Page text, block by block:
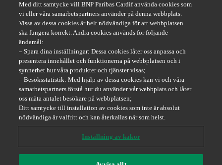
Försäkringsbolaget i en föränderlig värld
Visselblåsning
Med ditt samtycke vill BNP Paribas Cardif använda cookies som
vi eller våra samarbetspartners använder på denna webbplats.
Vissa av dessa cookies är helt nödvändiga för att webbplatsen
ska fungera korrekt. Andra cookies används för följande
ändamål:
– Spara dina inställningar: Dessa cookies låter oss anpassa och
presentera innehållet och funktionerna på webbplatsen och i
synnerhet hur våra produkter och tjänster visas;
– Besöksstatistik: Med hjälp av dessa cookies kan vi och våra
samarbetspartners förstå hur du använder vår webbplats och låter
oss mäta antalet besökare på webbplatsen;
Ditt samtycke till installation av cookies som inte är absolut
nödvändiga är valfritt och kan återkallas när som helst.
Inställning av kakor